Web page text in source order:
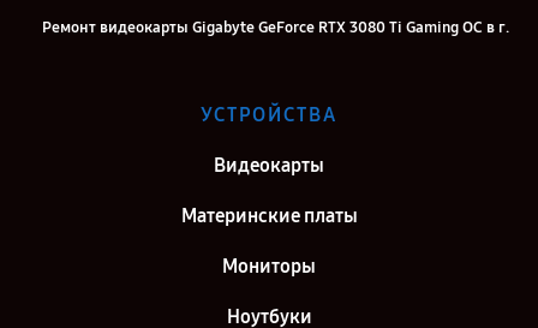
Ремонт видеокарты Gigabyte GeForce RTX 3080 Ti Gaming OC в г.
Екатеринбург
Ремонт видеокарты Gigabyte GeForce RTX 3080 Ti Gaming OC в г.
Ремонт видеокарты Gigabyte GeForce RTX 3080 Ti Gaming OC в г.
Саратов
УСТРОЙСТВА
Видеокарты
Материнские платы
Мониторы
Ноутбуки